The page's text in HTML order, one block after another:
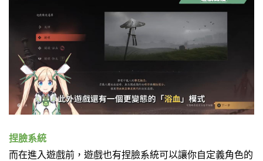
捏臉系統
而在進入遊戲前，遊戲也有捏臉系統可以讓你自定義角色的